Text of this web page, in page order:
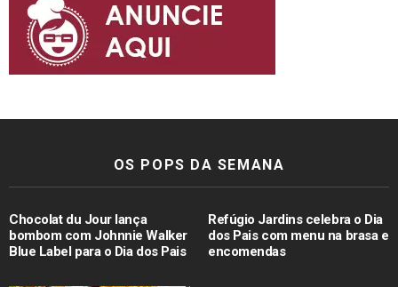
OS POPS DA SEMANA
Chocolat du Jour lança
bombom com Johnnie Walker
Blue Label para o Dia dos Pais
Refúgio Jardins celebra o Dia
dos Pais com menu na brasa e
encomendas